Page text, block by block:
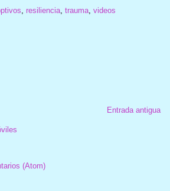
, resiliencia, trauma, videos
Entrada antigua
(Atom)